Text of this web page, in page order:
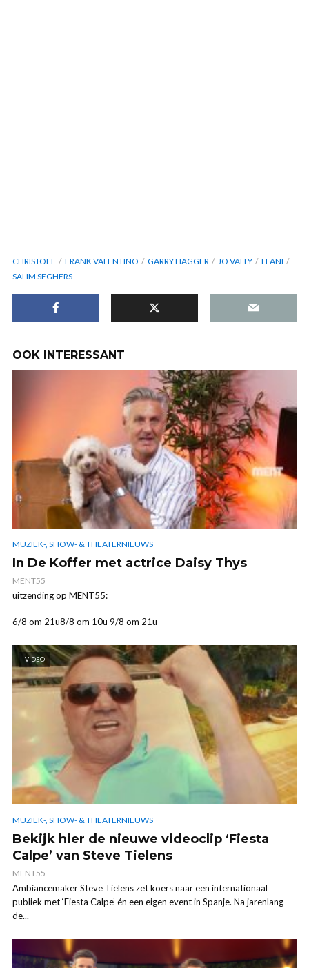
CHRISTOFF FRANK VALENTINO GARRY HAGGER JO VALLY
LLANI
SALIM SEGHERS
OOK INTERESSANT
MUZIEK-, SHOW- & THEATERNIEUWS
In De Koffer met actrice Daisy Thys
MENT55
uitzending op MENT55:
6/8 om 21u8/8 om 10u 9/8 om 21u
VIDEO
MUZIEK-, SHOW- & THEATERNIEUWS
Bekijk hier de nieuwe videoclip ‘Fiesta
Calpe’ van Steve Tielens
MENT55
Ambiancemaker Steve Tielens zet koers naar een internationaal
publiek met ‘Fiesta Calpe’ én een eigen event in Spanje. Na jarenlang
de...